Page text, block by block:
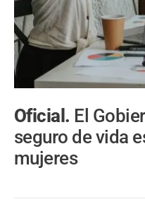
Oficial. El
seguro de vida
mujeres